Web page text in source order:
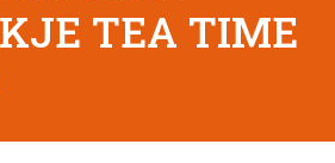
TEA TIME